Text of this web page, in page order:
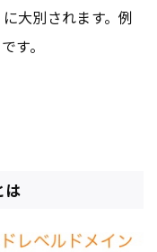
に大別されます。例
す。
は